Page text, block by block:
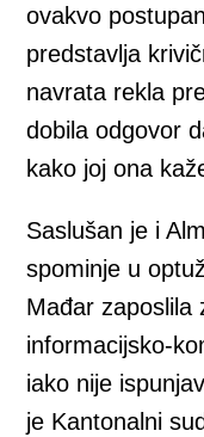
ovakvo
predstavlja
navrata rekla
dobila odgovor
kako joj ona
Saslušan je i
spominje u
Mađar zaposlila
informacijsko-
iako nije
je Kantonalni